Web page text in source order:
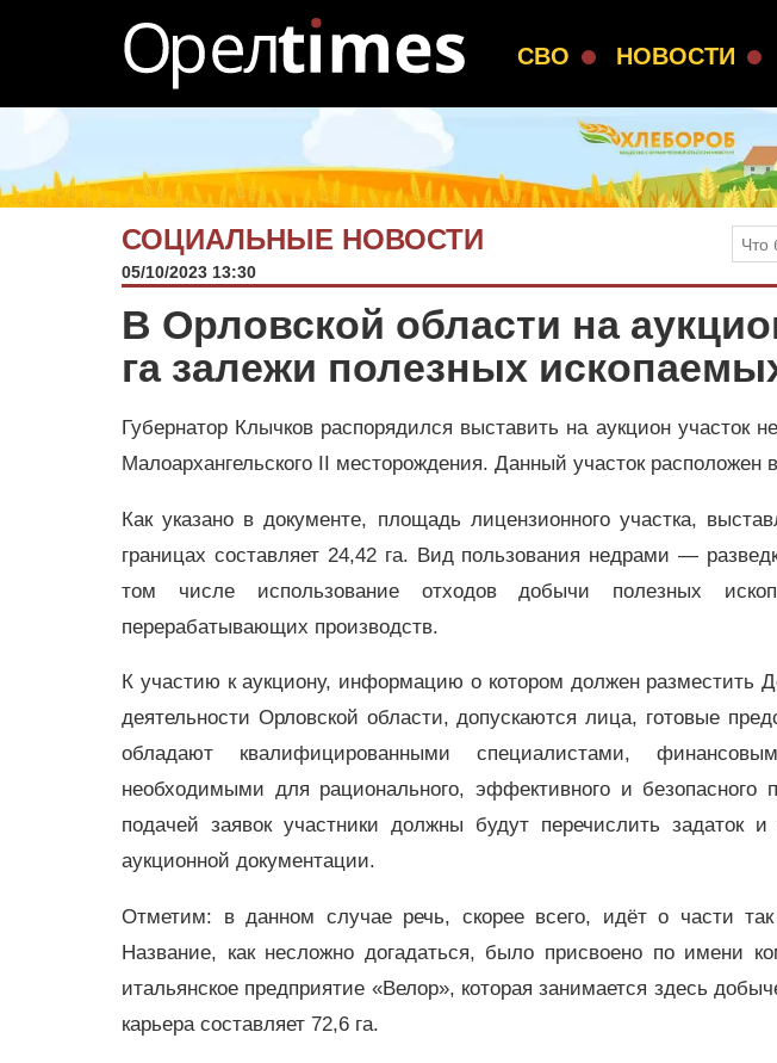
СВО НОВОСТИ
СОЦИАЛЬНЫЕ НОВОСТИ
05/10/2023 13:30
В Орловской области на
га залежи полезных
Губернатор Клычков распорядился выставить на аукцион
Малоархангельского II месторождения. Данный участок расположен
Как указано в документе, площадь лицензионного участка,
границах составляет 24,42 га. Вид пользования недрами—
том числе использование отходов добычи полезных
перерабатывающих производств.
К участию к аукциону, информацию о котором должен разместить
деятельности Орловской области, допускаются лица, готовые
обладают квалифицированными специалистами,
необходимыми для рационального, эффективного и безопасного
подачей заявок участники должны будут перечислить задаток
аукционной документации.
Отметим: в данном случае речь, скорее всего, идёт о части так
Название, как несложно догадаться, было присвоено по имени
итальянское предприятие «Велор», которая занимается здесь
карьера составляет 72,6 га.